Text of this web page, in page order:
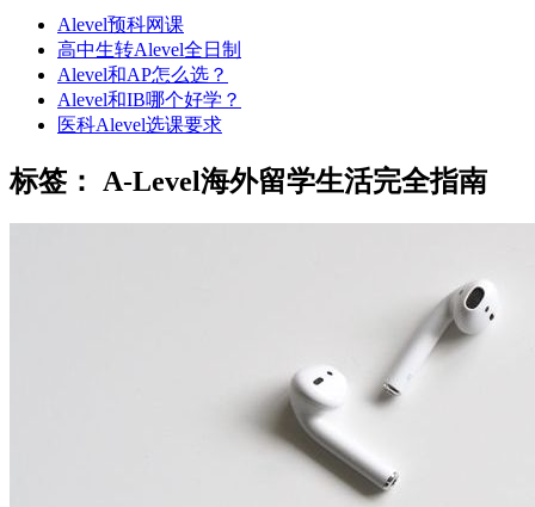
Alevel预科网课
高中生转Alevel全日制
Alevel和AP怎么选？
Alevel和IB哪个好学？
医科Alevel选课要求
标签： A-Level海外留学生活完全指南